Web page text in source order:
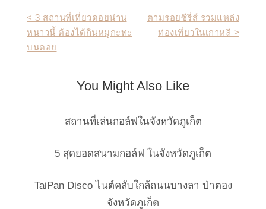
Post
navigation
< 3 สถานที่เที่ยวดอยน่าน
หนาวนี้ ต้องได้กินหมูกะทะ
บนดอย
ตามรอยซีรี่ส์ รวมแหล่ง
ท่องเที่ยวในเกาหลี >
You Might Also Like
สถานที่เล่นกอล์ฟในจังหวัดภูเก็ต
5 สุดยอดสนามกอล์ฟ ในจังหวัดภูเก็ต
TaiPan Disco ไนต์คลับใกล้ถนนบางลา ป่าตอง
จังหวัดภูเก็ต